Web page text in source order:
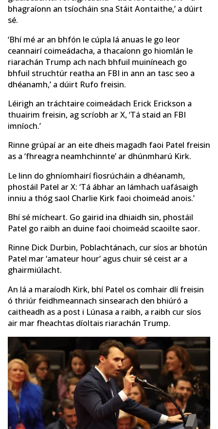
bhagraíonn an tsíocháin sna Stáit Aontaithe,’ a dúirt
sé.
‘Bhí mé ar an bhfón le cúpla lá anuas le go leor
ceannairí coimeádacha, a thacaíonn go hiomlán le
riarachán Trump ach nach bhfuil muiníneach go
bhfuil struchtúr reatha an FBI in ann an tasc seo a
dhéanamh,’ a dúirt Rufo freisin.
Léirigh an tráchtaire coimeádach Erick Erickson a
thuairim freisin, ag scríobh ar X, ‘Tá staid an FBI
imníoch.’
Rinne grúpaí ar an eite dheis magadh faoi Patel freisin
as a ‘fhreagra neamhchinnte’ ar dhúnmharú Kirk.
Le linn do ghníomhairí fiosrúcháin a dhéanamh,
phostáil Patel ar X: ‘Tá ábhar an lámhach uafásaigh
inniu a thóg saol Charlie Kirk faoi choimeád anois.’
Bhí sé mícheart. Go gairid ina dhiaidh sin, phostáil
Patel go raibh an duine faoi choimeád scaoilte saor.
Rinne Dick Durbin, Poblachtánach, cur síos ar bhotún
Patel mar ‘amateur hour’ agus chuir sé ceist ar a
ghairmiúlacht.
An lá a maraíodh Kirk, bhí Patel os comhair dlí freisin
ó thriúr feidhmeannach sinsearach den bhiúró a
caitheadh ​​​​as a post i Lúnasa a raibh, a raibh cur síos
air mar fheachtas díoltais riarachán Trump.